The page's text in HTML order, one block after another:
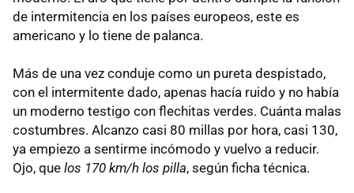
de intermitencia en los países europeos, este es
americano y lo tiene de palanca.
Más de una vez conduje como un pureta despistado,
con el intermitente dado, apenas hacía ruido y no había
un moderno testigo con flechitas verdes. Cuánta malas
costumbres. Alcanzo casi 80 millas por hora, casi 130,
ya empiezo a sentirme incómodo y vuelvo a reducir.
Ojo, que los 170 km/h los pilla, según ficha técnica.